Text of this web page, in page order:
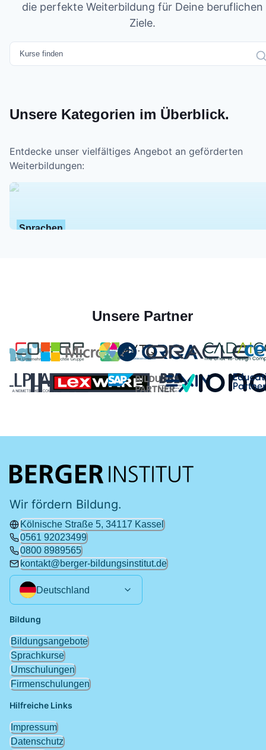
die perfekte Weiterbildung für Deine beruflichen
Ziele.
Unsere Kategorien im Überblick.
Entdecke unser vielfältiges Angebot an geförderten
Weiterbildungen:
Sprachen
Unsere Partner
Wir fördern Bildung.
Kölnische Straße 5, 34117 Kassel
0561 92023499
0800 8989565
kontakt@berger-bildungsinstitut.de
Deutschland
Hilfreiche Links
Impressum
Datenschutz
Bildung
Bildungsangebote
Sprachkurse
Umschulungen
Firmenschulungen